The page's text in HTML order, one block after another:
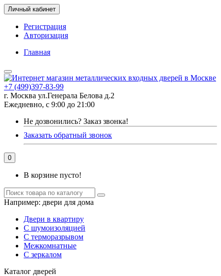
Личный кабинет
Регистрация
Авторизация
Главная
+7 (499)397-83-99
г. Москва ул.Генерала Белова д.2
Ежедневно, с 9:00 до 21:00
Не дозвонились? Заказ звонка!
Заказать обратный звонок
0
В корзине пусто!
Например: двери для дома
Двери в квартиру
С шумоизоляцией
С терморазрывом
Межкомнатные
С зеркалом
Каталог дверей